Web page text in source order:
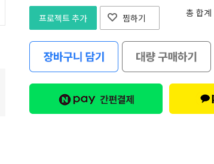
프로젝트 추가 찜하기 총 합계